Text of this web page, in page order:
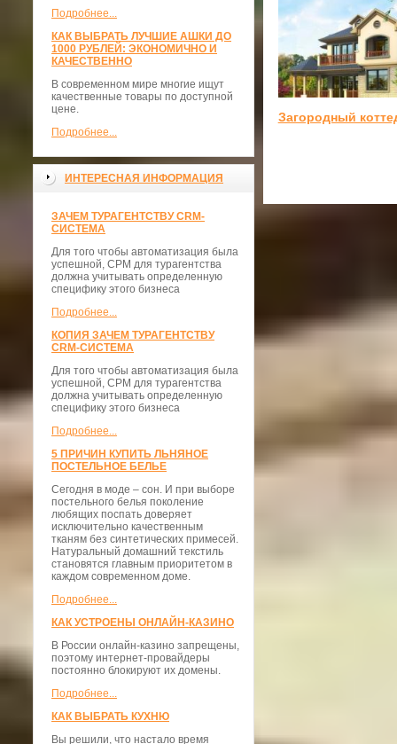
Подробнее...
КАК ВЫБРАТЬ ЛУЧШИЕ АШКИ ДО
1000 РУБЛЕЙ: ЭКОНОМИЧНО И
КАЧЕСТВЕННО
В современном мире многие ищут
качественные товары по доступной
цене.
Подробнее...
ИНТЕРЕСНАЯ ИНФОРМАЦИЯ
ЗАЧЕМ ТУРАГЕНТСТВУ CRM-
СИСТЕМА
Для того чтобы автоматизация была
успешной, СРМ для турагентства
должна учитывать определенную
специфику этого бизнеса
Подробнее...
КОПИЯ ЗАЧЕМ ТУРАГЕНТСТВУ
CRM-СИСТЕМА
Для того чтобы автоматизация была
успешной, СРМ для турагентства
должна учитывать определенную
специфику этого бизнеса
Подробнее...
5 ПРИЧИН КУПИТЬ ЛЬНЯНОЕ
ПОСТЕЛЬНОЕ БЕЛЬЕ
Сегодня в моде – сон. И при выборе
постельного белья поколение
любящих поспать доверяет
исключительно качественным
тканям без синтетических примесей.
Натуральный домашний текстиль
становятся главным приоритетом в
каждом современном доме.
Подробнее...
КАК УСТРОЕНЫ ОНЛАЙН-КАЗИНО
В России онлайн-казино запрещены,
поэтому интернет-провайдеры
постоянно блокируют их домены.
Подробнее...
КАК ВЫБРАТЬ КУХНЮ
Вы решили, что настало время
Загородный